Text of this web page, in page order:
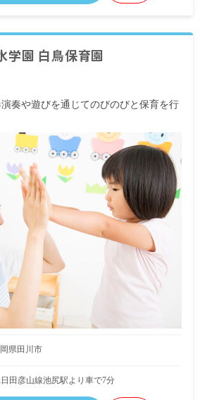
学園 白鳥保育園
奏や遊びを通じてのびのびと保育を行
県田川市
日田彦山線池尻駅より車で7分